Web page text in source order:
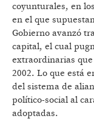
coyunturales, en
en el que
Gobierno avanzó
capital, el cual
extraordinarias
2002. Lo que está
del sistema de
político-social al
adoptadas.